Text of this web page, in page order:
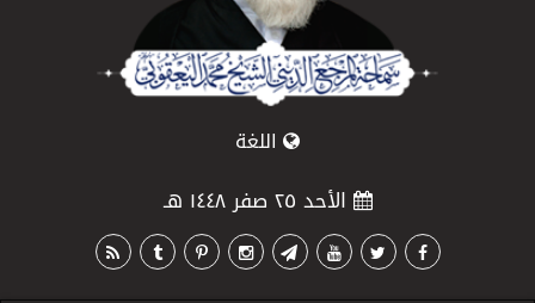
اللغة
الأحد ٢٥ صفر ١٤٤٨ هـ